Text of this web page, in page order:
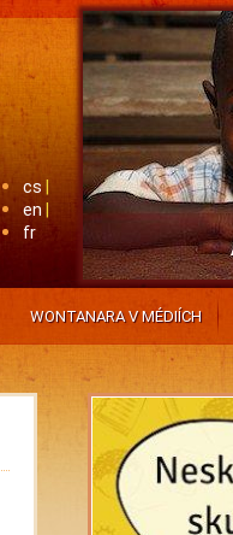
cs
en
fr
WONTANARA V MÉDIÍCH